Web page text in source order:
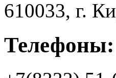
610033, г.
Телефоны: